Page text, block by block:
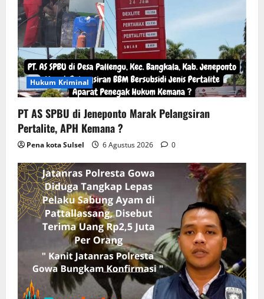
Hukum Kriminal
PT AS SPBU di Jeneponto Marak Pelangsiran
Pertalite, APH Kemana ?
Pena kota Sulsel 6 Agustus 2026 0